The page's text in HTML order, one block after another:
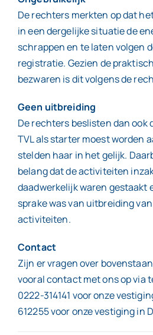
De rechters merkten op dat
in een dergelijke situatie de
schrappen en te laten volgen
registratie. Gezien de
bezwaren is dit volgens de
Geen uitbreiding
De rechters beslisten dan ook
TVL als starter moest worden
stelden haar in het gelijk.
belang dat de activiteiten
daadwerkelijk waren gestaakt
sprake was van uitbreiding
activiteiten.
Contact
Zijn er vragen over
vooral contact met ons op via
0222-314141 voor onze
612255 voor onze vestiging in